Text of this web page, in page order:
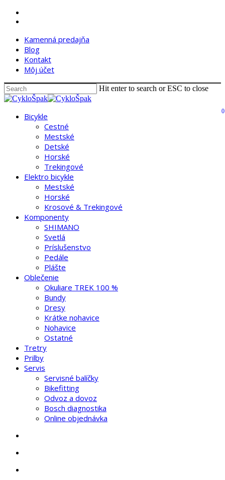
Skip
contentKamenná predajňa
Blog
Kontakt
Môj účet
Hit enter to search or ESC to close
Close
search
account 0
Menu
Bicykle
Cestné
Mestské
Detské
Horské
Trekingové
Elektro bicykle
Mestské
Horské
Krosové & Trekingové
Komponenty
SHIMANO
Svetlá
Príslušenstvo
Pedále
Plášte
Oblečenie
Okuliare TREK 100 %
Bundy
Dresy
Krátke nohavice
Nohavice
Ostatné
Tretry
Prilby
Servis
Servisné balíčky
Bikefitting
Odvoz a dovoz
Bosch diagnostika
Online objednávka